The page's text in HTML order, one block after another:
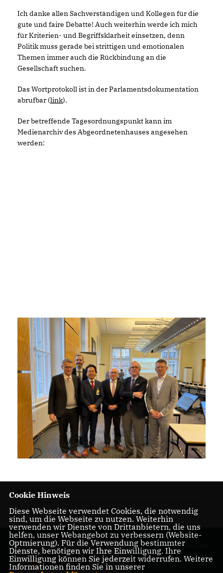
Ich danke allen Sachverständigen und Kollegen für die
gute und faire Debatte! Auch weiterhin werde ich mich
für Kriterien- und Begriffsklarheit einsetzen, denn
Politik muss gerade bei strittigen und emotionalen
Themen immer auch die Rückbindung an die
Gesellschaft suchen.
Das Wortprotokoll ist in der Parlamentsdokumentation
abrufbar (link).
Der betreffende Tagesordnungspunkt kann im
Medienarchiv des Abgeordnetenhauses angesehen
werden:
20.12.2024
Der Abgeordnete des
Pankower Wahlkreis
6 stellt sich vor.
Cookie Hinweis
Diese Webseite verwendet Cookies, die notwendig
sind, um die Webseite zu nutzen. Weiterhin
verwenden wir Dienste von Drittanbietern, die uns
helfen, unser Webangebot zu verbessern (Website-
Optmierung). Für die Verwendung bestimmter
Dienste, benötigen wir Ihre Einwilligung. Ihre
Einwilligung können Sie jederzeit widerrufen. Weitere
Informationen finden Sie in unserer